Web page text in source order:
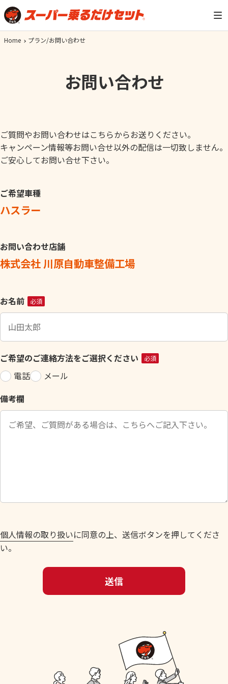
Home プラン/お問い合わせ
お問い合わせ
ご質問やお問い合わせはこちらからお送りください。
キャンペーン情報等お問い合せ以外の配信は一切致しません。
ご安心してお問い合せ下さい。
ご希望車種
ハスラー
お問い合わせ店舗
株式会社 川原自動車整備工場
こ
の
ィ
ー
ル
ド
空
の
だ
い
。
お名前 必須
ご希望のご連絡方法をご選択ください 必須
電話
メール
備考欄
個人情報の取り扱いに同意の上、送信ボタンを押してくださ
い。